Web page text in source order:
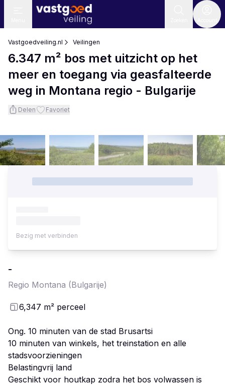
Vastgoedveiling.nl Veilingen
6.347 m² bos met uitzicht op het
meer en toegang via geasfalteerde
weg in Montana regio - Bulgarije
Delen Favoriet
-
Regio Montana (Bulgarije)
6,347 m² perceel
Ong. 10 minuten van de stad Brusartsi
10 minuten van winkels, het treinstation en alle
stadsvoorzieningen
Belastingvrij land
Geschikt voor houtkap zodra het bos volwassen is
Bezig met verbinden